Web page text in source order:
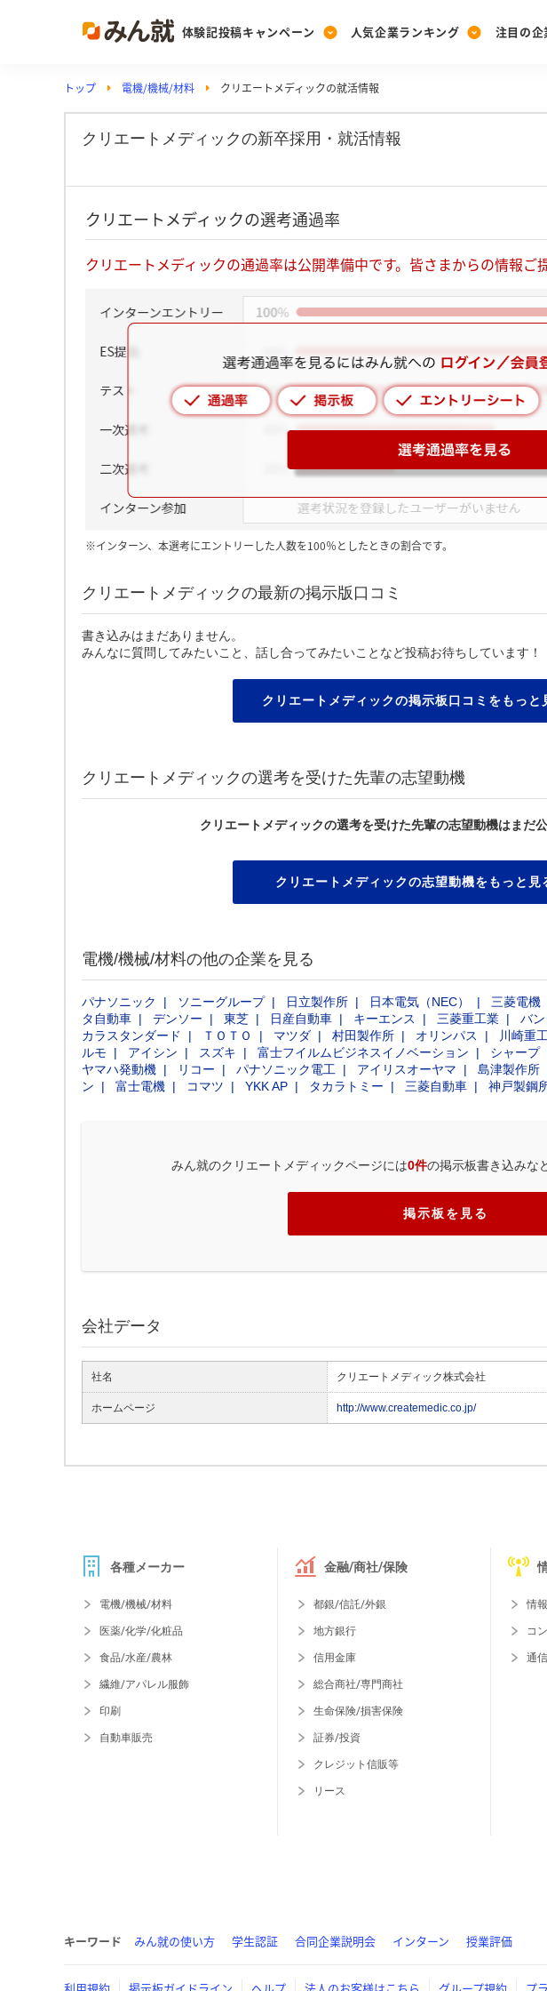
体験記投稿キャンペーン
Post
投稿する
[27卒] 本選
人気企業ランキング
Ranking
ランキングを見る
投票する
注目の
PickUp
注目の企業特集
28卒 IT・
動画で知ろう！業界・企業研究
トップ 電機/機械/材料 クリエートメディックの就活情報
クリエートメディックの新卒採用・就活情報
クリエートメディックの選考通過率
クリエートメディックの通過率は公開準備中です。皆さまからの情報ご
※インターン、本選考にエントリーした人数を100％としたときの割合です。
クリエートメディックの最新の掲示版口コミ
書き込みはまだありません。
みんなに質問してみたいこと、話し合ってみたいことなど投稿お待ちしています！
クリエートメディックの掲示板口コミをもっと
クリエートメディックの選考を受けた先輩の志望動機
クリエートメディックの選考を受けた先輩の志望動機はまだ
クリエートメディックの志望動機をもっと見
電機/機械/材料の他の企業を見る
パナソニック ソニーグループ 日立製作所 日本電気（NEC） 三菱電機
タ自動車
デンソー 東芝 日産自動車 キーエンス 三菱重工業 バン
カラスタンダード
ＴＯＴＯ マツダ 村田製作所 オリンパス 川崎重
ルモ
アイシン スズキ 富士フイルムビジネスイノベーション シャープ
ヤマハ発動機
リコー パナソニック電工 アイリスオーヤマ 島津製作所
ン
富士電機 コマツ YKK AP タカラトミー 三菱自動車 神戸製鋼
みん就のクリエートメディックページには0件の掲示板書き込みな
掲示板を見る
会社データ
社名 クリエートメディック株式会社
ホームページ http://www.createmedic.co.jp/
各種メーカー
電機/機械/材料
医薬/化学/化粧品
食品/水産/農林
繊維/アパレル服飾
印刷
自動車販売
金融/商社/保険
都銀/信託/外銀
地方銀行
信用金庫
総合商社/専門商社
生命保険/損害保険
証券/投資
クレジット信販等
リース
情
コ
通
キーワード みん就の使い方 学生認証 合同企業説明会 インターン 授業評価